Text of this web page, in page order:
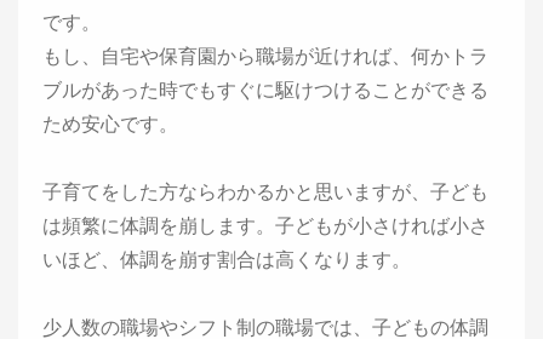
です。
もし、自宅や保育園から職場が近ければ、何かトラ
ブルがあった時でもすぐに駆けつけることができる
ため安心です。
子育てをした方ならわかるかと思いますが、子ども
は頻繁に体調を崩します。子どもが小さければ小さ
いほど、体調を崩す割合は高くなります。
少人数の職場やシフト制の職場では、子どもの体調